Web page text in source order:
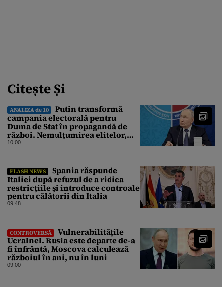
Citește Și
ANALIZA de 10
Putin transformă
campania electorală pentru
Duma de Stat în propagandă de
război. Nemulțumirea elitelor,
tratată cu indiferență la Kremlin
10:00
FLASH NEWS
Spania răspunde
Italiei după refuzul de a ridica
restricțiile și introduce controale
pentru călătorii din Italia
09:48
CONTROVERSĂ
Vulnerabilitățile
Ucrainei. Rusia este departe de-a
fi înfrântă, Moscova calculează
războiul în ani, nu în luni
09:00